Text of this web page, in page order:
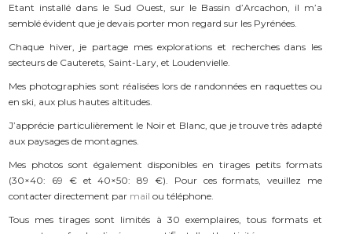
Etant installé dans le Sud Ouest, sur le Bassin d’Arcachon, il m’a
semblé évident que je devais porter mon regard sur les Pyrénées.
Chaque hiver, je partage mes explorations et recherches dans les
secteurs de Cauterets, Saint-Lary, et Loudenvielle.
Mes photographies sont réalisées lors de randonnées en raquettes ou
en ski, aux plus hautes altitudes.
J’apprécie particulièrement le Noir et Blanc, que je trouve très adapté
aux paysages de montagnes.
Mes photos sont également disponibles en tirages petits formats
(30×40: 69 € et 40×50: 89 €). Pour ces formats, veuillez me
contacter directement par mail ou téléphone.
Tous mes tirages sont limités à 30 exemplaires, tous formats et